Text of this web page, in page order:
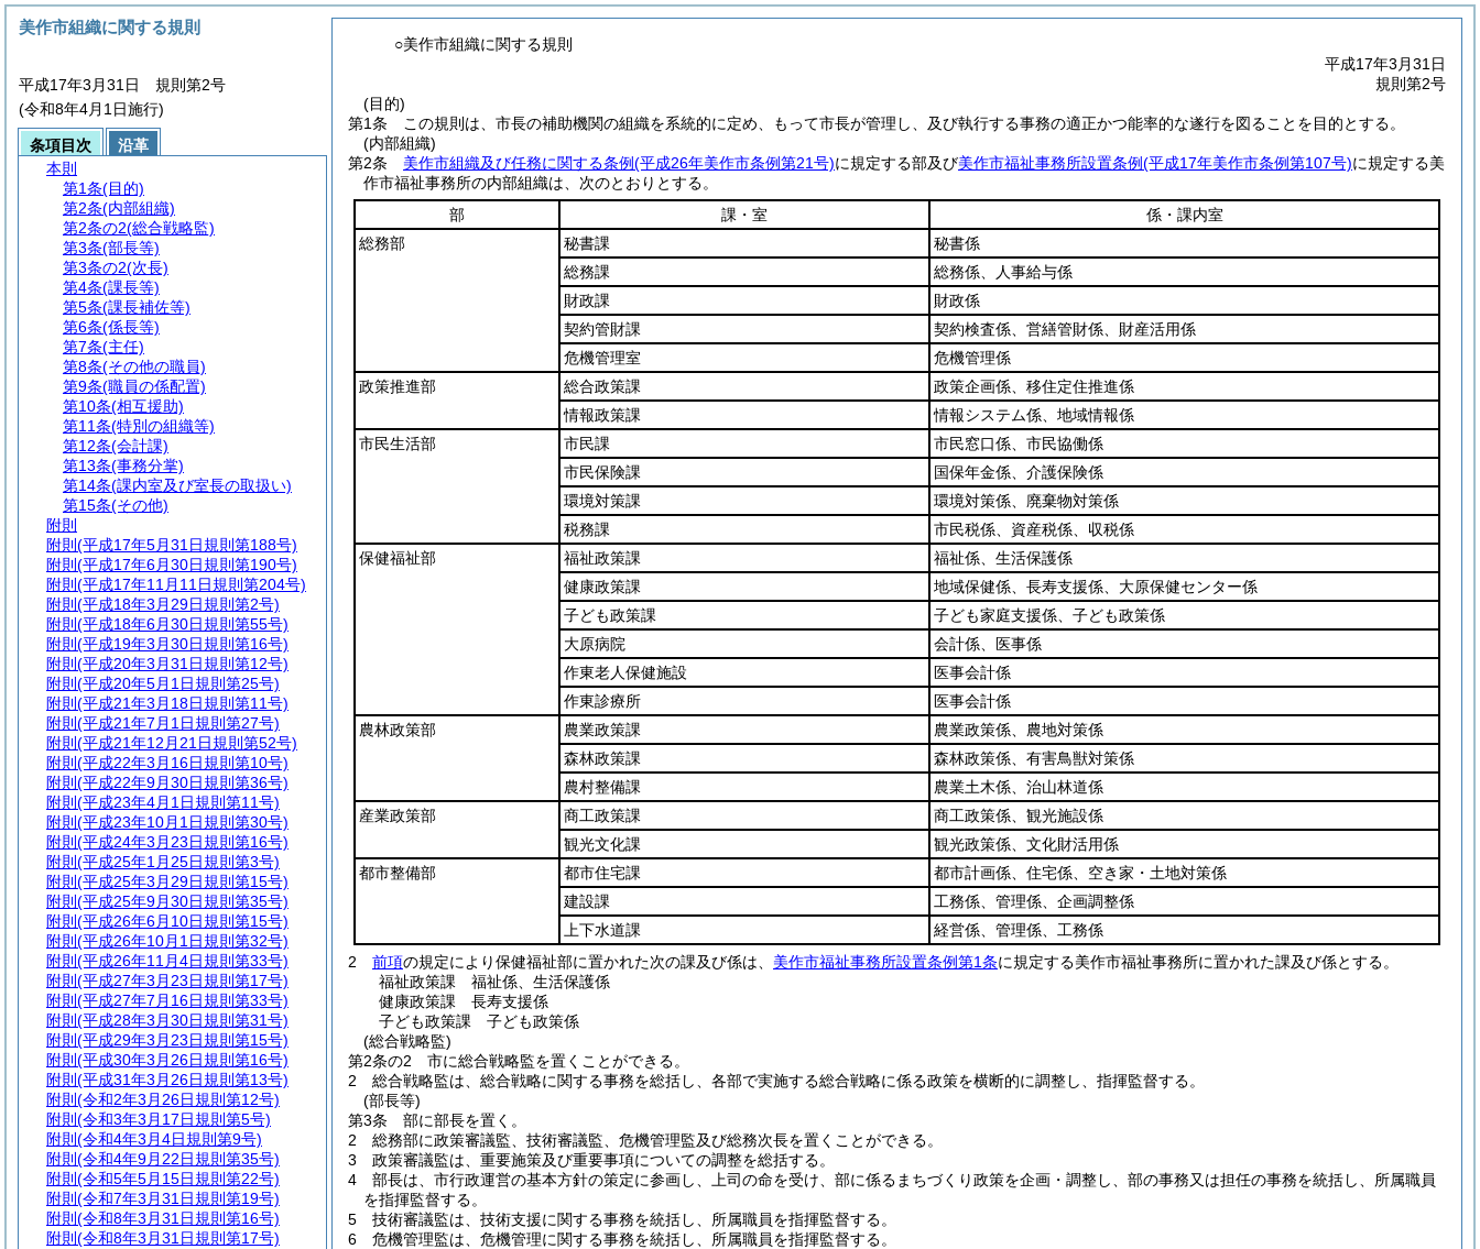
○美作市組織に関する規則
平成17年3月31日
規則第2号
(目的)
第1条
この規則は、市長の補助機関の組織を系統的に定め、もって市長が管理し、及び執行する事務の適正かつ能率的な遂行を図ることを目的とする。
(内部組織)
第2条
美作市組織及び任務に関する条例(平成26年美作市条例第21号)に規定する部及び美作市福祉事務所設置条例(平成17年美作市条例第107号)に規定する美
作市福祉事務所の内部組織は、次のとおりとする。
部
課・室
係・課内室
総務部
秘書課
秘書係
総務課
総務係、人事給与係
財政課
財政係
契約管財課
契約検査係、営繕管財係、財産活用係
危機管理室
危機管理係
政策推進部
総合政策課
政策企画係、移住定住推進係
情報政策課
情報システム係、地域情報係
市民生活部
市民課
市民窓口係、市民協働係
市民保険課
国保年金係、介護保険係
環境対策課
環境対策係、廃棄物対策係
税務課
市民税係、資産税係、収税係
保健福祉部
福祉政策課
福祉係、生活保護係
健康政策課
地域保健係、長寿支援係、大原保健センター係
子ども政策課
子ども家庭支援係、子ども政策係
大原病院
会計係、医事係
作東老人保健施設
医事会計係
作東診療所
医事会計係
農林政策部
農業政策課
農業政策係、農地対策係
森林政策課
森林政策係、有害鳥獣対策係
農村整備課
農業土木係、治山林道係
産業政策部
商工政策課
商工政策係、観光施設係
観光文化課
観光政策係、文化財活用係
都市整備部
都市住宅課
都市計画係、住宅係、空き家・土地対策係
建設課
工務係、管理係、企画調整係
上下水道課
経営係、管理係、工務係
2
前項の規定により保健福祉部に置かれた次の課及び係は、 美作市福祉事務所設置条例第1条に規定する美作市福祉事務所に置かれた課及び係とする。
福祉政策課 福祉係、生活保護係
健康政策課 長寿支援係
子ども政策課 子ども政策係
(総合戦略監)
第2条の2
市に総合戦略監を置くことができる。
2
総合戦略監は、総合戦略に関する事務を総括し、各部で実施する総合戦略に係る政策を横断的に調整し、指揮監督する。
(部長等)
第3条
部に部長を置く。
2
総務部に政策審議監、技術審議監、危機管理監及び総務次長を置くことができる。
3
政策審議監は、重要施策及び重要事項についての調整を総括する。
4
部長は、市行政運営の基本方針の策定に参画し、上司の命を受け、部に係るまちづくり政策を企画・調整し、部の事務又は担任の事務を統括し、所属職員
を指揮監督する。
5
技術審議監は、技術支援に関する事務を統括し、所属職員を指揮監督する。
6
危機管理監は、危機管理に関する事務を統括し、所属職員を指揮監督する。
美作市組織に関する規則
平成17年3月31日 規則第2号
(令和8年4月1日施行)
条項目次
沿革
本則
第1条(目的)
第2条(内部組織)
第2条の2(総合戦略監)
第3条(部長等)
第3条の2(次長)
第4条(課長等)
第5条(課長補佐等)
第6条(係長等)
第7条(主任)
第8条(その他の職員)
第9条(職員の係配置)
第10条(相互援助)
第11条(特別の組織等)
第12条(会計課)
第13条(事務分掌)
第14条(課内室及び室長の取扱い)
第15条(その他)
附則
附則 (平成17年5月31日規則第188号)
附則 (平成17年6月30日規則第190号)
附則 (平成17年11月11日規則第204号)
附則 (平成18年3月29日規則第2号)
附則 (平成18年6月30日規則第55号)
附則 (平成19年3月30日規則第16号)
附則 (平成20年3月31日規則第12号)
附則 (平成20年5月1日規則第25号)
附則 (平成21年3月18日規則第11号)
附則 (平成21年7月1日規則第27号)
附則 (平成21年12月21日規則第52号)
附則 (平成22年3月16日規則第10号)
附則 (平成22年9月30日規則第36号)
附則 (平成23年4月1日規則第11号)
附則 (平成23年10月1日規則第30号)
附則 (平成24年3月23日規則第16号)
附則 (平成25年1月25日規則第3号)
附則 (平成25年3月29日規則第15号)
附則 (平成25年9月30日規則第35号)
附則 (平成26年6月10日規則第15号)
附則 (平成26年10月1日規則第32号)
附則 (平成26年11月4日規則第33号)
附則 (平成27年3月23日規則第17号)
附則 (平成27年7月16日規則第33号)
附則 (平成28年3月30日規則第31号)
附則 (平成29年3月23日規則第15号)
附則 (平成30年3月26日規則第16号)
附則 (平成31年3月26日規則第13号)
附則 (令和2年3月26日規則第12号)
附則 (令和3年3月17日規則第5号)
附則 (令和4年3月4日規則第9号)
附則 (令和4年9月22日規則第35号)
附則 (令和5年5月15日規則第22号)
附則 (令和7年3月31日規則第19号)
附則 (令和8年3月31日規則第16号)
附則 (令和8年3月31日規則第17号)